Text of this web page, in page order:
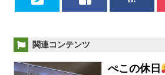
関連コンテンツ
ぺこの休日